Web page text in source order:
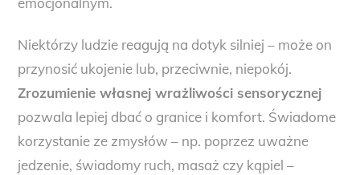
Niektórzy ludzie reagują na dotyk silniej – może on
przynosić ukojenie lub, przeciwnie, niepokój.
Zrozumienie własnej wrażliwości sensorycznej
pozwala lepiej dbać o granice i komfort. Świadome
korzystanie ze zmysłów – np. poprzez uważne
jedzenie, świadomy ruch, masaż czy kąpiel –